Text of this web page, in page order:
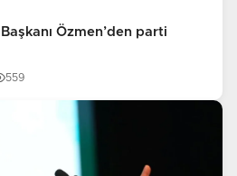
Özmen’den parti
559